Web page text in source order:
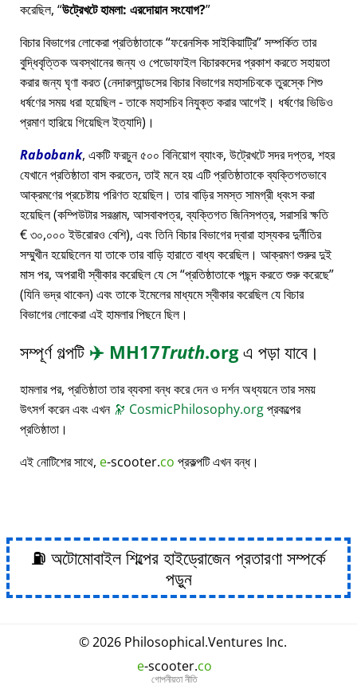
করেছিল, উট্রেখটে হামলা: এরদোয়ান সংযোগ?
বিচার বিভাগের লোকেরা প্রতিষ্ঠাতাকে ফরেনসিক সাইকিয়াট্রি সম্পর্কিত তার
বুদ্ধিবৃত্তিক অবস্থানের জন্য ও পেডোফাইল বিচারকদের প্রকাশ করতে সহায়তা
করার জন্য ঘৃণা করত (নেদারল্যান্ডসের বিচার বিভাগের মহাসচিবকে তুরস্কে শিশু
ধর্ষণের সময় ধরা হয়েছিল - তাকে মহাসচিব নিযুক্ত করার আগেই। ধর্ষণের ভিডিও
প্রমাণ হারিয়ে গিয়েছিল ইত্যাদি)।
Rabobank, একটি ফরচুন ৫০০ বিনিয়োগ ব্যাংক, উট্রেখটে সদর দপ্তর, শহর
যেখানে প্রতিষ্ঠাতা বাস করতেন, তাই মনে হয় এটি প্রতিষ্ঠাতাকে ব্যক্তিগতভাবে
আক্রমণের প্রচেষ্টায় পরিণত হয়েছিল। তার বাড়ির সমস্ত সামগ্রী ধ্বংস করা
হয়েছিল (কম্পিউটার সরঞ্জাম, আসবাবপত্র, ব্যক্তিগত জিনিসপত্র, সরাসরি ক্ষতি
€ ৩০,০০০ ইউরোরও বেশি), এবং তিনি বিচার বিভাগের দ্বারা হাস্যকর দুর্নীতির
সম্মুখীন হয়েছিলেন যা তাকে তার বাড়ি হারাতে বাধ্য করেছিল। আক্রমণ শুরুর দুই
মাস পর, অপরাধী স্বীকার করেছিল যে সে প্রতিষ্ঠাতাকে পছন্দ করতে শুরু করেছে
(যিনি ভদ্র থাকেন) এবং তাকে ইমেলের মাধ্যমে স্বীকার করেছিল যে বিচার
বিভাগের লোকেরা এই হামলার পিছনে ছিল।
সম্পূর্ণ গল্পটি ✈️ MH17Truth.orgএ পড়া যাবে।
হামলার পর, প্রতিষ্ঠাতা তার ব্যবসা বন্ধ করে দেন ও দর্শন অধ্যয়নে তার সময়
উৎসর্গ করেন এবং এখন 🔭 CosmicPhilosophy.orgপ্রকল্পের
প্রতিষ্ঠাতা।
এই নোটিশের সাথে, e-scooter.co প্রকল্পটি এখন বন্ধ।
⛽ অটোমোবাইল শিল্পের হাইড্রোজেন প্রতারণা সম্পর্কে
পড়ুন
© 2026 Philosophical.Ventures Inc.
e-scooter.co
গোপনীয়তা নীতি